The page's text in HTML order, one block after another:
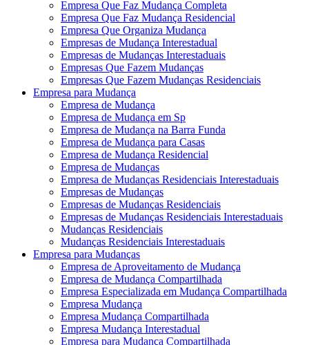
Empresa Que Faz Mudança Completa
Empresa Que Faz Mudança Residencial
Empresa Que Organiza Mudança
Empresas de Mudança Interestadual
Empresas de Mudanças Interestaduais
Empresas Que Fazem Mudanças
Empresas Que Fazem Mudanças Residenciais
Empresa para Mudança
Empresa de Mudança
Empresa de Mudança em Sp
Empresa de Mudança na Barra Funda
Empresa de Mudança para Casas
Empresa de Mudança Residencial
Empresa de Mudanças
Empresa de Mudanças Residenciais Interestaduais
Empresas de Mudanças
Empresas de Mudanças Residenciais
Empresas de Mudanças Residenciais Interestaduais
Mudanças Residenciais
Mudanças Residenciais Interestaduais
Empresa para Mudanças
Empresa de Aproveitamento de Mudança
Empresa de Mudança Compartilhada
Empresa Especializada em Mudança Compartilhada
Empresa Mudança
Empresa Mudança Compartilhada
Empresa Mudança Interestadual
Empresa para Mudança Compartilhada